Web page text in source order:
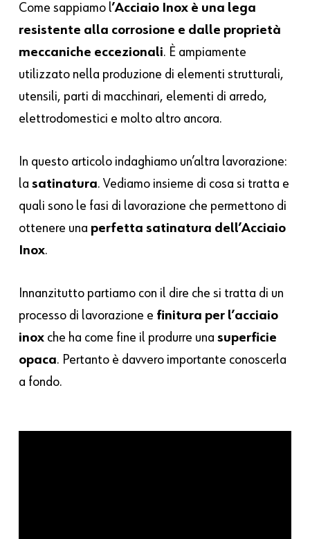
Come sappiamo l’Acciaio Inox è una lega
resistente alla corrosione e dalle proprietà
meccaniche eccezionali. È ampiamente
utilizzato nella produzione di elementi strutturali,
utensili, parti di macchinari, elementi di arredo,
elettrodomestici e molto altro ancora.
In questo articolo indaghiamo un’altra lavorazione:
la satinatura. Vediamo insieme di cosa si tratta e
quali sono le fasi di lavorazione che permettono di
ottenere una perfetta satinatura dell’Acciaio
Inox.
Innanzitutto partiamo con il dire che si tratta di un
processo di lavorazione e finitura per l’acciaio
inoxche ha come fine il produrre una superficie
opaca. Pertanto è davvero importante conoscerla
a fondo.